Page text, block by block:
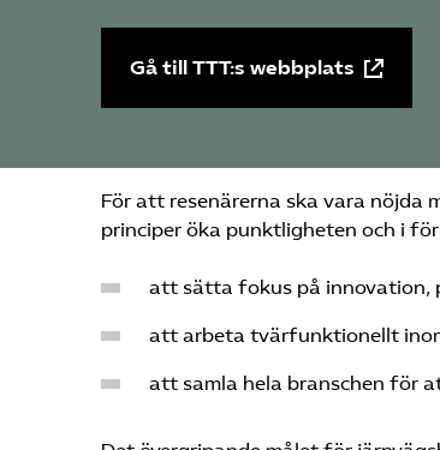
Gå till TTT:s webbplats
För att resenärerna ska vara nöjda
principer öka punktligheten och i
att sätta fokus på innovation,
att arbeta tvärfunktionellt
att samla hela branschen för